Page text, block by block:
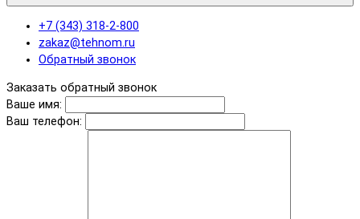
+7 (343) 318-2-800
zakaz@tehnom.ru
Обратный звонок
Заказать обратный звонок
Ваше имя:
Ваш телефон: